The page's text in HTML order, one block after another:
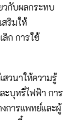
วกับผลกระทบ
ริมให้
ก การใช้
สวนาให้ความรู้
ะบุหรี่ไฟฟ้า การ
การแพทย์และผู้